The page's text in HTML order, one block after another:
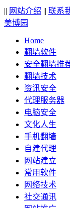
|| 网站介绍 || 联系
美博园
Home
翻墙软件
安全翻墙推
翻墙技术
资讯安全
代理服务器
电脑安全
文化人生
手机翻墙
自建代理
网站建立
常用软件
网络技术
社交通讯